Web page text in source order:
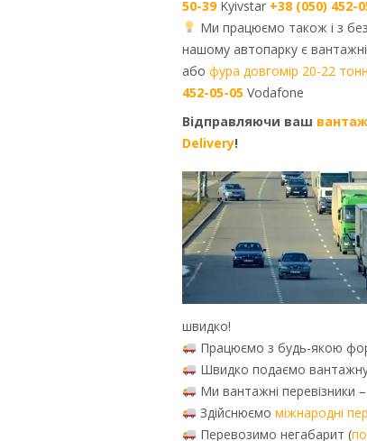
50-39Kyivstar +38 (050) 452-
Ми працюємо також і з
нашому автопарку є
або фура довгомір 20-22
452-05-05 Vodafone
Відправляючи ваш
Delivery!
швидко!
Працюємо з будь-якою
Швидко подаємо вантажну
Ми вантажні перевізники
Здійснюємо міжнародні
Перевозимо негабарит (